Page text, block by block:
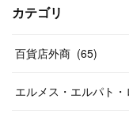
(17
(12)
(13
(14)
(29
(24)
(26
(26
(20)
(14
(55
(38)
(20
(33
(46)
(20
カテゴリ
百貨店外商 (65)
エルメス・エルパト・